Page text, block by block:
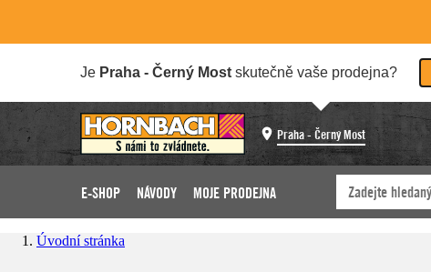
Je Praha - Černý Most skutečně vaše prodejna?
Praha - Černý Most
E-SHOP NÁVODY MOJE PRODEJNA
Úvodní stránka